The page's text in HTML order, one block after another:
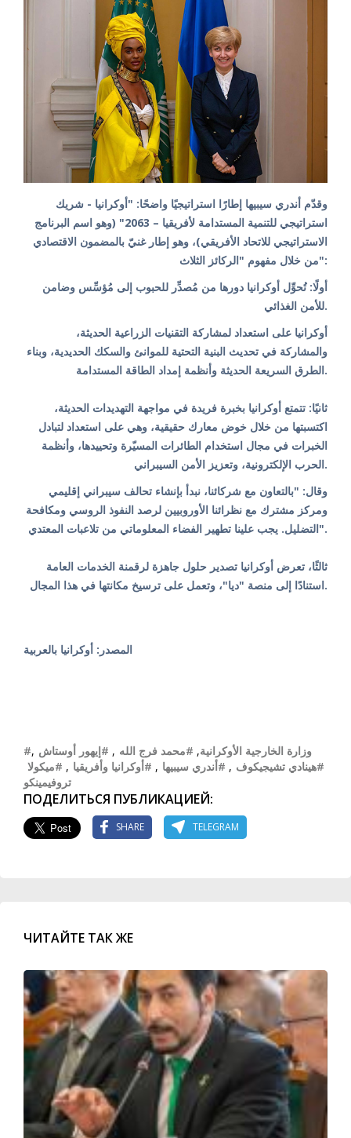
وقدّم أندري سيبيها إطارًا استراتيجيًا واضحًا: "أوكرانيا - شريك
استراتيجي للتنمية المستدامة لأفريقيا – 2063" (وهو اسم البرنامج
الاستراتيجي للاتحاد الأفريقي)، وهو إطار غنيّ بالمضمون الاقتصادي
من خلال مفهوم "الركائز الثلاث":
أولًا: تُحوِّل أوكرانيا دورها من مُصدِّر للحبوب إلى مُؤسِّس وضامن
للأمن الغذائي.
والمشاركة في تحديث البنية التحتية للموانئ والسكك الحديدية، وبناء
الطرق السريعة الحديثة وأنظمة إمداد الطاقة المستدامة.
ثانيًا: تتمتع أوكرانيا بخبرة فريدة في مواجهة التهديدات الحديثة،
اكتسبتها من خلال خوض معارك حقيقية، وهي على استعداد لتبادل
الخبرات في مجال استخدام الطائرات المسيّرة وتحييدها، وأنظمة
الحرب الإلكترونية، وتعزيز الأمن السيبراني.
وقال: "بالتعاون مع شركائنا، نبدأ بإنشاء تحالف سيبراني إقليمي
ومركز مشترك مع نظرائنا الأوروبيين لرصد النفوذ الروسي ومكافحة
التضليل. يجب علينا تطهير الفضاء المعلوماتي من تلاعبات المعتدي".
ثالثًا، تعرض أوكرانيا تصدير حلول جاهزة لرقمنة الخدمات العامة
استنادًا إلى منصة "ديا"، وتعمل على ترسيخ مكانتها في هذا المجال.
المصدر: أوكرانيا بالعربية
#وزارة الخارجية الأوكرانية, #محمد فرج الله , #إيهور أوستاش ,
#هينادي تشيجيكوف , #أندري سيبيها , #أوكرانيا وأفريقيا , #ميكولا
تروفيمينكو
ПОДЕЛИТЬСЯ ПУБЛИКАЦИЕЙ:
SHARE TELEGRAM
ЧИТАЙТЕ ТАК ЖЕ